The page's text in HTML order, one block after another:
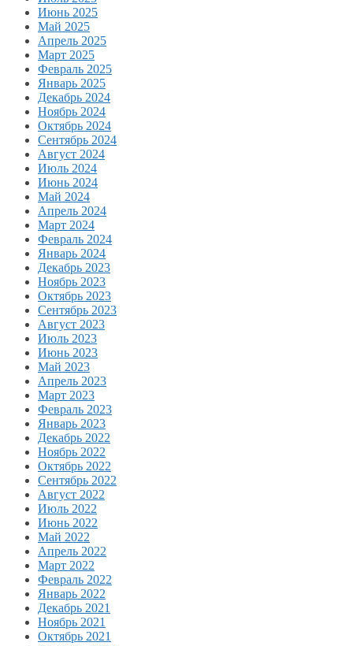
Июнь 2025
Май 2025
Апрель 2025
Март 2025
Февраль 2025
Январь 2025
Декабрь 2024
Ноябрь 2024
Октябрь 2024
Сентябрь 2024
Август 2024
Июль 2024
Июнь 2024
Май 2024
Апрель 2024
Март 2024
Февраль 2024
Январь 2024
Декабрь 2023
Ноябрь 2023
Октябрь 2023
Сентябрь 2023
Август 2023
Июль 2023
Июнь 2023
Май 2023
Апрель 2023
Март 2023
Февраль 2023
Январь 2023
Декабрь 2022
Ноябрь 2022
Октябрь 2022
Сентябрь 2022
Август 2022
Июль 2022
Июнь 2022
Май 2022
Апрель 2022
Март 2022
Февраль 2022
Январь 2022
Декабрь 2021
Ноябрь 2021
Октябрь 2021